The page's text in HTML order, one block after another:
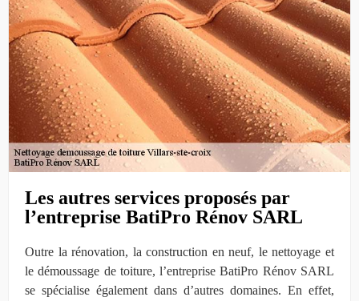
Les autres services proposés par
l’entreprise BatiPro Rénov SARL
Outre la rénovation, la construction en neuf, le nettoyage et
le démoussage de toiture, l’entreprise BatiPro Rénov SARL
se spécialise également dans d’autres domaines. En effet,